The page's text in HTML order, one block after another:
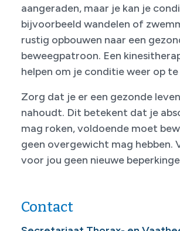
aangeraden, maar je kan je
bijvoorbeeld wandelen of
rustig opbouwen naar een
beweegpatroon. Een
helpen om je conditie weer op te
Zorg dat je er een gezonde
nahoudt. Dit betekent dat je
mag roken, voldoende moet
geen overgewicht mag hebben.
voor jou geen nieuwe
Contact